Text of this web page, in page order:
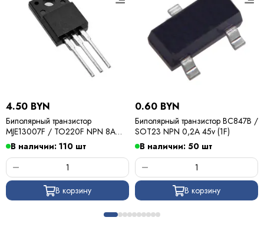
4.50 BYN
Биполярный транзистор
MJE13007F / TO220F NPN 8A
400v
В наличии: 110 шт
В корзину
0.60 BYN
Биполярный транзистор BC847B /
SOT23 NPN 0,2A 45v (1F)
В наличии: 50 шт
В корзину